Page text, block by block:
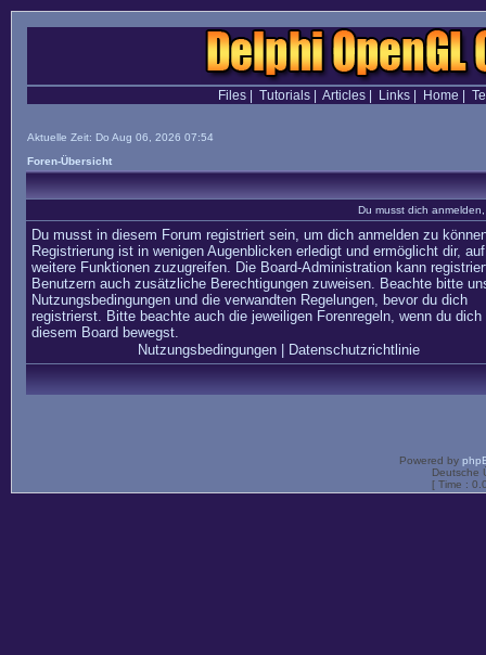
Files| Tutorials| Articles| Links| Home
Aktuelle Zeit: Do Aug 06, 2026 07:54
Foren-Übersicht
Du musst dich
Du musst in diesem Forum registriert sein, um dich anmelden zu
Registrierung ist in wenigen Augenblicken erledigt und ermöglicht dir, auf
weitere Funktionen zuzugreifen. Die Board-Administration kann
Benutzern auch zusätzliche Berechtigungen zuweisen. Beachte bitte
Nutzungsbedingungen und die verwandten Regelungen, bevor du dich
registrierst. Bitte beachte auch die jeweiligen Forenregeln, wenn du dich
diesem Board bewegst.
Nutzungsbedingungen| Datenschutzrichtlinie
Powered by
Deutsche
[ Time :